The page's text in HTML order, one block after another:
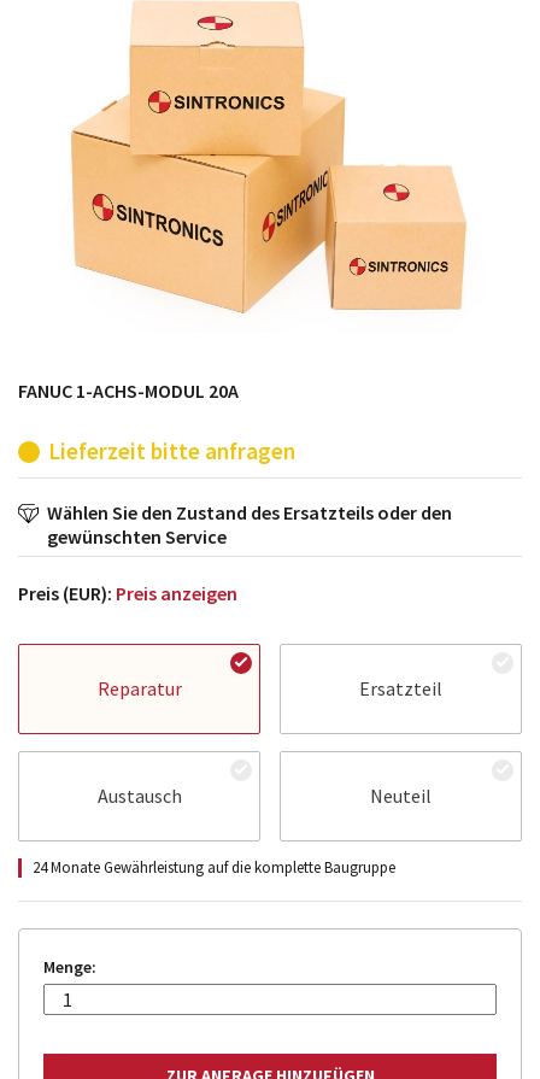
möglich. SINTRONICS ist dann ihr Partner, der
entweder die alten Baugruppen technisch hochwertig
repariert oder ihnen die abgekündigten Baugruppen
aus dem eigenen Lager ersetzt.
FANUC 1-ACHS-MODUL 20A
Lieferzeit bitte anfragen
Wählen Sie den Zustand des Ersatzteils oder den
gewünschten Service
Preis (EUR): Preis anzeigen
Reparatur Ersatzteil
Austausch Neuteil
24 Monate Gewährleistung auf die komplette Baugruppe
Menge: